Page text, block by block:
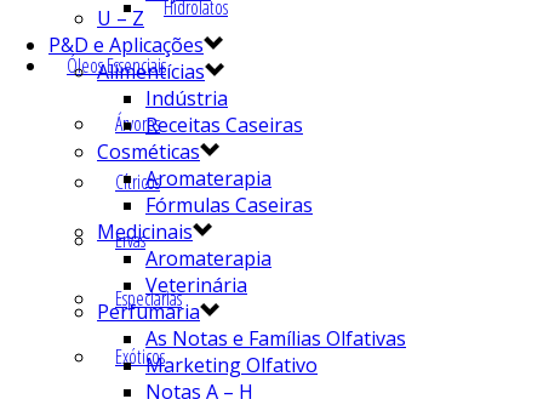
Hidrolatos
Óleos Essenciais
Árvores
Cítricos
Ervas
Especiarias
Exóticos
U – Z
P&D e Aplicações
Alimentícias
Indústria
Receitas Caseiras
Cosméticas
Aromaterapia
Fórmulas Caseiras
Medicinais
Aromaterapia
Veterinária
Perfumaria
As Notas e Famílias Olfativas
Marketing Olfativo
Notas A – H